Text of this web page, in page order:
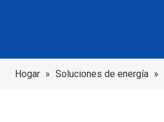
Hogar » Soluciones de energía »